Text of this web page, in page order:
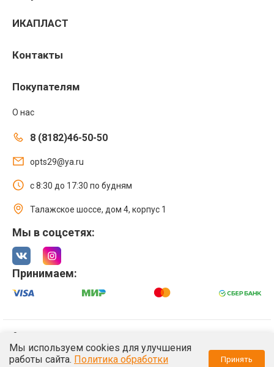
ИКАПЛАСТ
Контакты
Покупателям
О нас
8 (8182)46-50-50
opts29@ya.ru
с 8:30 до 17:30 по будням
Талажское шоссе, дом 4, корпус 1
Мы в соцсетях:
Принимаем:
Политика обработки персональных данных
Мы используем cookies для улучшения
работы сайта. Политика обработки
Принять